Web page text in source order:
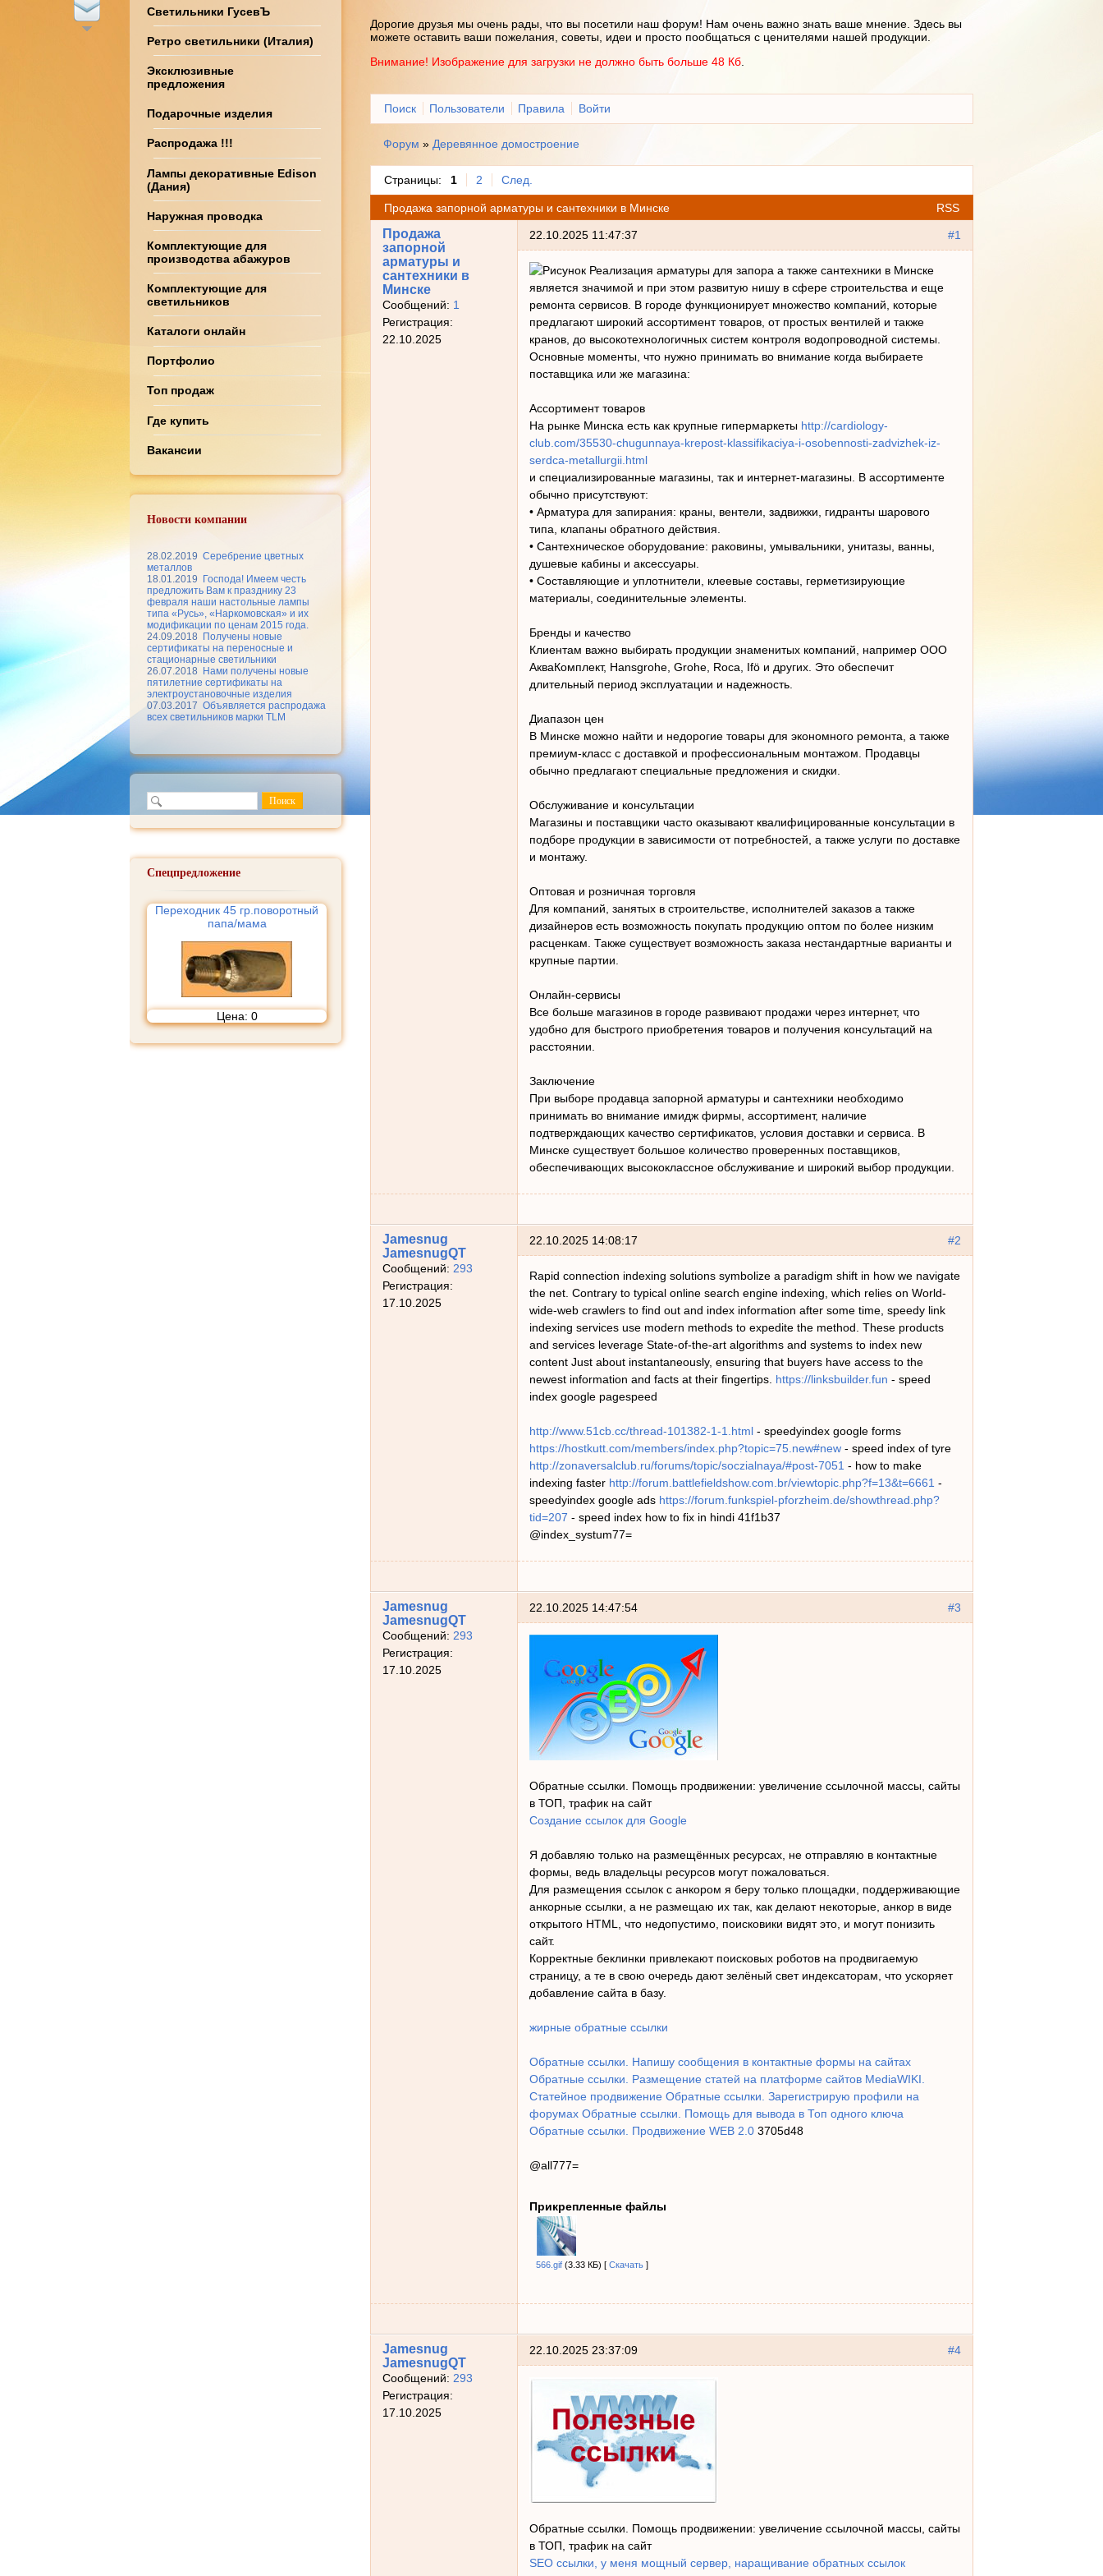
Светильники ГусевЪ
Ретро светильники (Италия)
Эксклюзивные
предложения
Подарочные изделия
Распродажа !!!
Лампы декоративные Edison
(Дания)
Наружная проводка
Комплектующие для
производства абажуров
Комплектующие для
светильников
Каталоги онлайн
Портфолио
Топ продаж
Где купить
Вакансии
Новости компании
28.02.2019 Серебрение цветных
металлов
18.01.2019
Господа! Имеем честь
предложить Вам к празднику 23
февраля наши настольные лампы
типа «Русь», «Наркомовская» и их
модификации по ценам 2015 года.
24.09.2018
Получены новые
сертификаты на переносные и
стационарные светильники
26.07.2018
Нами получены новые
пятилетние сертификаты на
электроустановочные изделия
07.03.2017 Объявляется распродажа
всех светильников марки TLM
Спецпредложение
Переходник 45 гр.поворотный
папа/мама
Цена: 0
Дорогие друзья мы очень рады, что вы посетили наш форум! Нам очень важно знать ваше мнение. Здесь вы
можете оставить ваши пожелания, советы, идеи и просто пообщаться с ценителями нашей продукции.
Внимание! Изображение для загрузки не должно быть больше 48 Кб
Поиск Пользователи Правила Войти
Форум »Деревянное домостроение
Страницы: 1 2 След.
RSS
Продажа запорной арматуры и сантехники в Минске
Продажа
запорной
арматуры и
сантехники в
Минске
Сообщений: 1
Регистрация:
22.10.2025
#1
22.10.2025 11:47:37
Реализация арматуры для запора а также сантехники в Минске
является значимой и при этом развитую нишу в сфере строительства и еще
ремонта сервисов. В городе функционирует множество компаний, которые
предлагают широкий ассортимент товаров, от простых вентилей и также
кранов, до высокотехнологичных систем контроля водопроводной системы.
Основные моменты, что нужно принимать во внимание когда выбираете
поставщика или же магазина:
Ассортимент товаров
На рынке Минска есть как крупные гипермаркеты http://cardiology-
club.com/35530-chugunnaya-krepost-klassifikaciya-i-osobennosti-zadvizhek-iz-
serdca-metallurgii.html
и специализированные магазины, так и интернет-магазины. В ассортименте
обычно присутствуют:
• Арматура для запирания: краны, вентели, задвижки, гидранты шарового
типа, клапаны обратного действия.
• Сантехническое оборудование: раковины, умывальники, унитазы, ванны,
душевые кабины и аксессуары.
• Составляющие и уплотнители, клеевые составы, герметизирующие
материалы, соединительные элементы.
Бренды и качество
Клиентам важно выбирать продукции знаменитых компаний, например ООО
АкваКомплект, Hansgrohe, Grohe, Roca, Ifö и других. Это обеспечит
длительный период эксплуатации и надежность.
Диапазон цен
В Минске можно найти и недорогие товары для экономного ремонта, а также
премиум-класс с доставкой и профессиональным монтажом. Продавцы
обычно предлагают специальные предложения и скидки.
Обслуживание и консультации
Магазины и поставщики часто оказывают квалифицированные консультации в
подборе продукции в зависимости от потребностей, а также услуги по доставке
и монтажу.
Оптовая и розничная торговля
Для компаний, занятых в строительстве, исполнителей заказов а также
дизайнеров есть возможность покупать продукцию оптом по более низким
расценкам. Также существует возможность заказа нестандартные варианты и
крупные партии.
Онлайн-сервисы
Все больше магазинов в городе развивают продажи через интернет, что
удобно для быстрого приобретения товаров и получения консультаций на
расстоянии.
Заключение
При выборе продавца запорной арматуры и сантехники необходимо
принимать во внимание имидж фирмы, ассортимент, наличие
подтверждающих качество сертификатов, условия доставки и сервиса. В
Минске существует большое количество проверенных поставщиков,
обеспечивающих высококлассное обслуживание и широкий выбор продукции.
Jamesnug
JamesnugQT
Сообщений: 293
Регистрация:
17.10.2025
#2
22.10.2025 14:08:17
Rapid connection indexing solutions symbolize a paradigm shift in how we navigate
the net. Contrary to typical online search engine indexing, which relies on World-
wide-web crawlers to find out and index information after some time, speedy link
indexing services use modern methods to expedite the method. These products
and services leverage State-of-the-art algorithms and systems to index new
content Just about instantaneously, ensuring that buyers have access to the
newest information and facts at their fingertips. https://linksbuilder.fun - speed
index google pagespeed
http://www.51cb.cc/thread-101382-1-1.html - speedyindex google forms
https://hostkutt.com/members/index.php?topic=75.new#new - speed index of tyre
http://zonaversalclub.ru/forums/topic/soczialnaya/#post-7051 - how to make
indexing faster http://forum.battlefieldshow.com.br/viewtopic.php?f=13&t=6661 -
speedyindex google ads https://forum.funkspiel-pforzheim.de/showthread.php?
tid=207 - speed index how to fix in hindi 41f1b37
@index_systum77=
Jamesnug
JamesnugQT
Сообщений: 293
Регистрация:
17.10.2025
#3
22.10.2025 14:47:54
Обратные ссылки. Помощь продвижении: увеличение ссылочной массы, сайты
в ТОП, трафик на сайт
Создание ссылок для Google
Я добавляю только на размещённых ресурсах, не отправляю в контактные
формы, ведь владельцы ресурсов могут пожаловаться.
Для размещения ссылок с анкором я беру только площадки, поддерживающие
анкорные ссылки, а не размещаю их так, как делают некоторые, анкор в виде
открытого HTML, что недопустимо, поисковики видят это, и могут понизить
сайт.
Корректные беклинки привлекают поисковых роботов на продвигаемую
страницу, а те в свою очередь дают зелёный свет индексаторам, что ускоряет
добавление сайта в базу.
жирные обратные ссылки
Обратные ссылки. Напишу сообщения в контактные формы на сайтах
Обратные ссылки. Размещение статей на платформе сайтов MediaWIKI.
Статейное продвижение Обратные ссылки. Зарегистрирую профили на
форумах Обратные ссылки. Помощь для вывода в Топ одного ключа
Обратные ссылки. Продвижение WEB 2.0 3705d48
@all777=
Прикрепленные файлы
566.gif(3.33 КБ) [ Скачать]
Jamesnug
JamesnugQT
Сообщений: 293
Регистрация:
17.10.2025
#4
22.10.2025 23:37:09
Обратные ссылки. Помощь продвижении: увеличение ссылочной массы, сайты
в ТОП, трафик на сайт
SEO ссылки, у меня мощный сервер, наращивание обратных ссылок